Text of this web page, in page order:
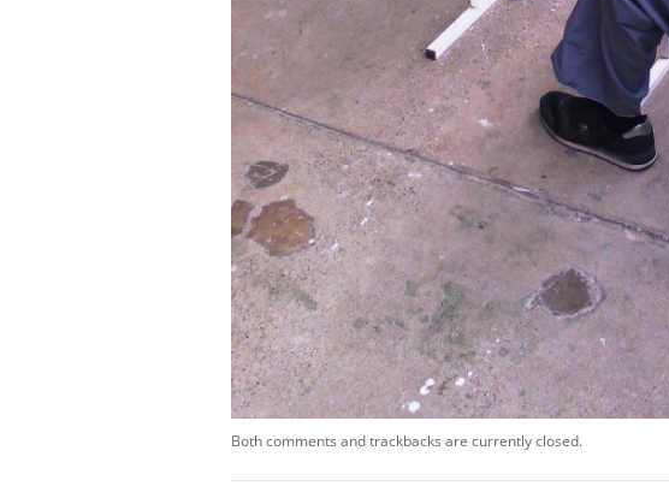
Both comments and trackbacks are currently closed.